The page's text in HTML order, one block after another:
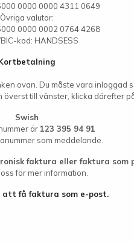
0000 0000 4311 0649
Övriga valutor:
0000 0002 0764 4268
kod: HANDSESS
ovan. Du måste vara inloggad
till vänster, klicka därefter
Swish
är 123 395 94 91
som meddelande.
faktura eller faktura som
för mer information.
att få faktura som e-post.